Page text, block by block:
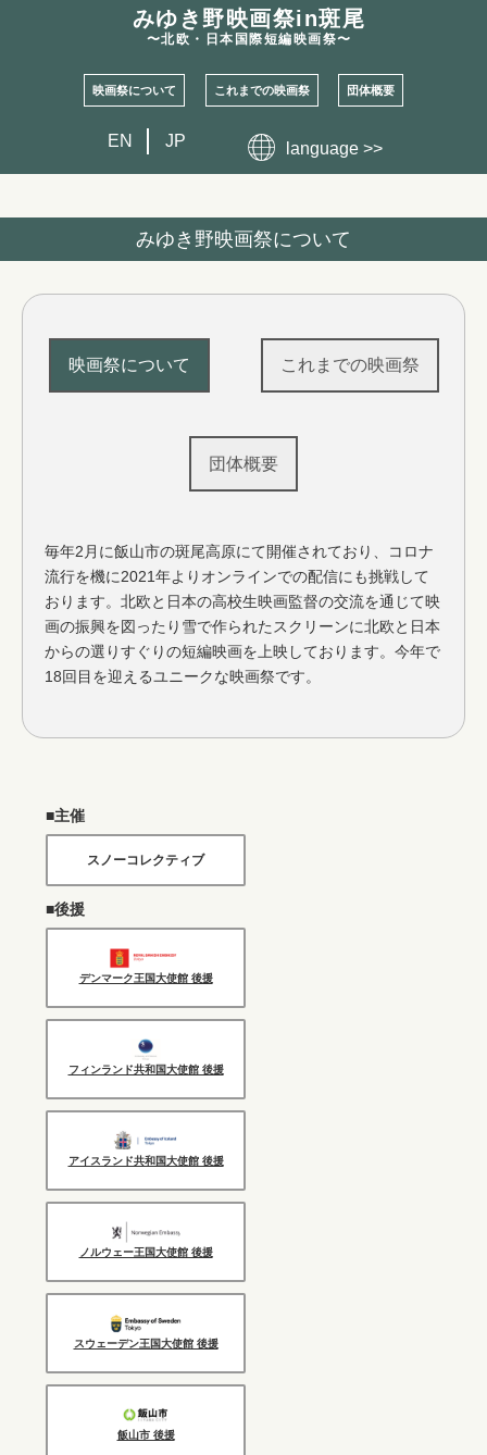
みゆき野映画祭in斑尾
〜北欧・日本国際短編映画祭〜
映画祭について これまでの映画祭 団体概要
EN JP language >>
みゆき野映画祭について
映画祭について これまでの映画祭
団体概要
毎年2月に飯山市の斑尾高原にて開催されており、コロナ
流行を機に2021年よりオンラインでの配信にも挑戦して
おります。北欧と日本の高校生映画監督の交流を通じて映
画の振興を図ったり雪で作られたスクリーンに北欧と日本
からの選りすぐりの短編映画を上映しております。今年で
18回目を迎えるユニークな映画祭です。
■主催
スノーコレクティブ
■後援
デンマーク王国大使館 後援
フィンランド共和国大使館 後援
アイスランド共和国大使館 後援
ノルウェー王国大使館 後援
スウェーデン王国大使館 後援
飯山市 後援